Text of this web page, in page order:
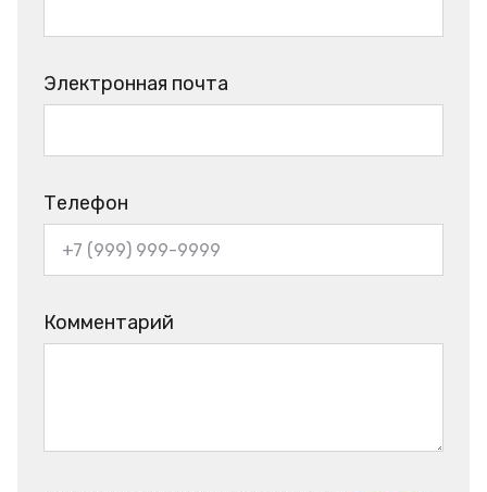
Электронная почта
Телефон
Комментарий